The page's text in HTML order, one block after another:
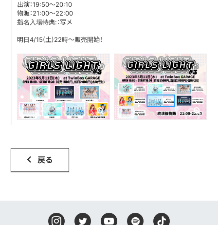
FANLETTER
SHOP
COMPANY
出演：19:50〜20:10
物販：21:00〜22:00
指名入場特典:：写メ
明日4/15(土)22時〜販売開始！
戻る